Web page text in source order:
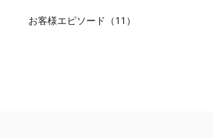
お客様エピソード（11）